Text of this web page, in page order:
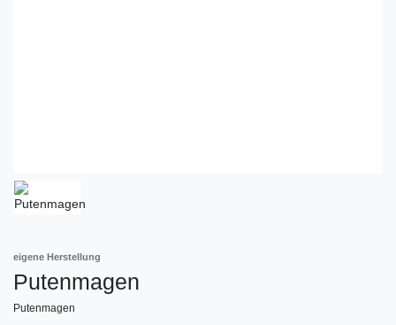
eigene Herstellung
Putenmagen
Putenmagen